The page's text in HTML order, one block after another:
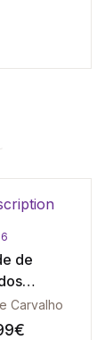
de
na União
Carvalho
€